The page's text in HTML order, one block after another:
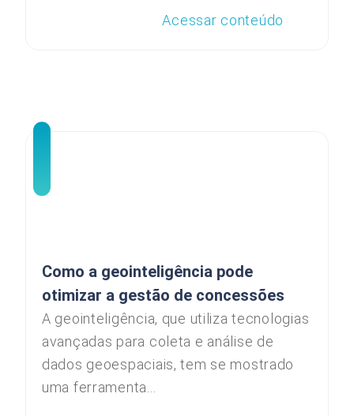
Acessar conteúdo
Como a geointeligência pode
otimizar a gestão de concessões
A geointeligência, que utiliza tecnologias
avançadas para coleta e análise de
dados geoespaciais, tem se mostrado
uma ferramenta...